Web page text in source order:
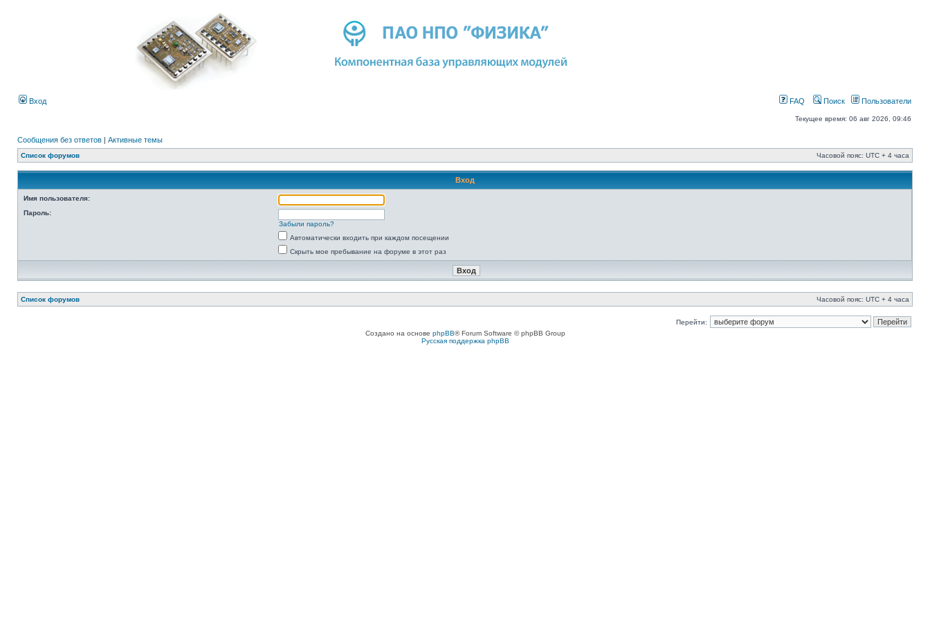
Вход FAQ Поиск Пользователи
Текущее время: 06 авг 2026, 09:46
Сообщения без ответов | Активные темы
Список форумов Часовой пояс: UTC + 4 часа
Вход
Имя пользователя:
Пароль:
Забыли пароль?
Автоматически входить при каждом посещении
Скрыть мое пребывание на форуме в этот раз
Список форумов Часовой пояс: UTC + 4 часа
Перейти:
Создано на основе phpBB® Forum Software © phpBB Group
Русская поддержка phpBB